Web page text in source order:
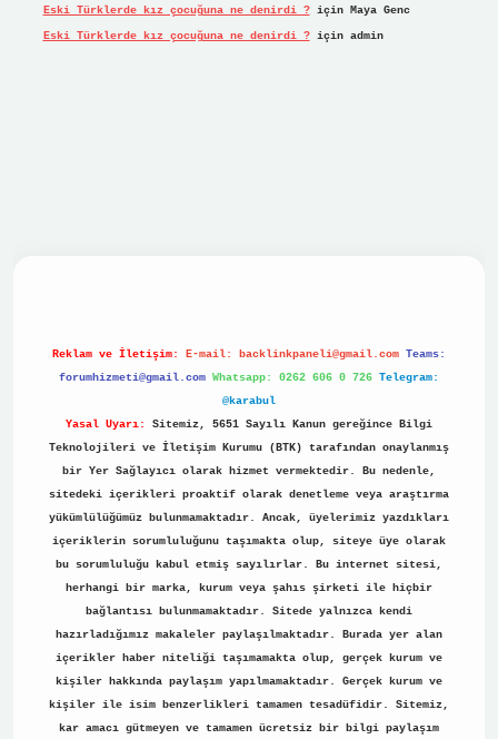
Eski Türklerde kız çocuğuna ne denirdi ?için Maya Genc
Eski Türklerde kız çocuğuna ne denirdi ?için admin
Reklam ve İletişim: E-mail: backlinkpaneli@gmail.com Teams:
forumhizmeti@gmail.com Whatsapp: 0262 606 0 726 Telegram:
@karabul
Yasal Uyarı:
Sitemiz, 5651 Sayılı Kanun gereğince Bilgi
Teknolojileri ve İletişim Kurumu (BTK) tarafından onaylanmış
bir Yer Sağlayıcı olarak hizmet vermektedir. Bu nedenle,
sitedeki içerikleri proaktif olarak denetleme veya araştırma
yükümlülüğümüz bulunmamaktadır. Ancak, üyelerimiz yazdıkları
içeriklerin sorumluluğunu taşımakta olup, siteye üye olarak
bu sorumluluğu kabul etmiş sayılırlar. Bu internet sitesi,
herhangi bir marka, kurum veya şahıs şirketi ile hiçbir
bağlantısı bulunmamaktadır. Sitede yalnızca kendi
hazırladığımız makaleler paylaşılmaktadır. Burada yer alan
içerikler haber niteliği taşımamakta olup, gerçek kurum ve
kişiler hakkında paylaşım yapılmamaktadır. Gerçek kurum ve
kişiler ile isim benzerlikleri tamamen tesadüfidir. Sitemiz,
kar amacı gütmeyen ve tamamen ücretsiz bir bilgi paylaşım